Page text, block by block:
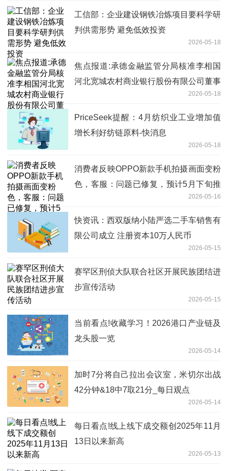
工信部：企业建设钢铁冶炼项目要科学研
判供需形势 避免低效投资
2026-05-18
焦点报道:承德金融监管分局核准李相国
河北宽城农村商业银行股份有限公司董事
2026-05-18
PriceSeek提醒：4月纺织业工业增加值
增长利好纺链原料-快消息
2026-05-18
消费者反映OPPO新款手机拍摄画面变粉
色，客服：问题已修复，预计5月下旬推
2026-05-16
快资讯：西双版纳小陆严选二手车销售有
限公司成立 注册资本10万人民币
2026-05-15
赛罕区刑侦大队联合社区开展民族团结进
步宣传活动
2026-05-15
当前看点!收藏学习！2026港口产业链及
龙头股一览
2026-05-14
加时7分将自己拉出会议室，米切尔出战
42分钟&18中7取21分_每日观点
2026-05-14
每日看点!线上线下成交额创2025年11月
13日以来新高
2026-05-13